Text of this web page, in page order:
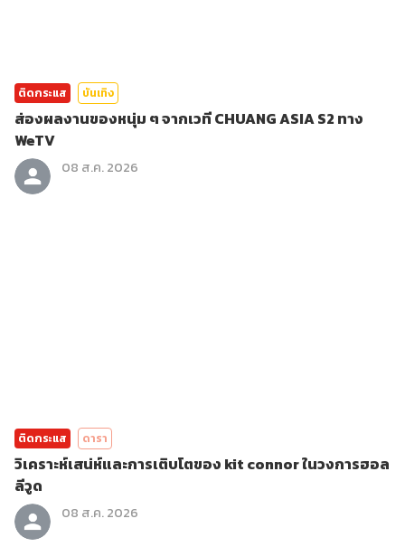
ติดกระแส บันเทิง
ส่องผลงานของหนุ่ม ๆ จากเวที CHUANG ASIA S2 ทาง
WeTV
08 ส.ค. 2026
ติดกระแส ดารา
วิเคราะห์เสน่ห์และการเติบโตของ kit connor ในวงการฮอล
ลีวูด
08 ส.ค. 2026